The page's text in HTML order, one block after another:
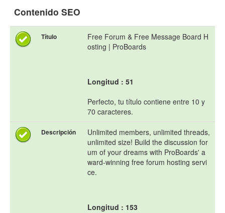
Contenido SEO
Título
Free Forum & Free Message Board H
osting | ProBoards
Longitud : 51
Perfecto, tu título contiene entre 10 y
70 caracteres.
Descripción
Unlimited members, unlimited threads,
unlimited size! Build the discussion for
um of your dreams with ProBoards' a
ward-winning free forum hosting servi
ce.
Longitud : 153